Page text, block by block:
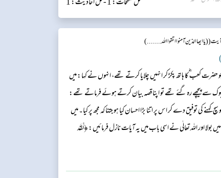
(( یا ایھا الذین آمنوا اتقوا اللہ.... ...)
کعب ؓ کا ہاتھ پکڑ کر انہیں چلایا کرتے تھے، انہوں نے کہا: میں
پیچھے رہ گئے تھے تو اپنا قصہ بیان کرتے ہوئے فرماتے تھے:
کہنے کی توفیق دے کر اس پر اتنا بڑا احسان کیا ہو جتنا کہ مجھ پر کیا۔ میں
اللہ تعالٰی نے اسی باب میں یہ آیات نازل فرمائیں: ﴿لَّقَد